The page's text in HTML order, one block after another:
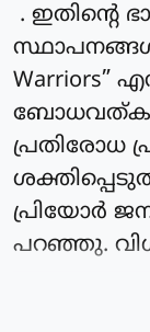
. ഇതിന്റെ
സ്ഥാപനങ്ങൾ
Warriors”
പ്രതിരോധ
പ്രിയോർ
പറഞ്ഞു.